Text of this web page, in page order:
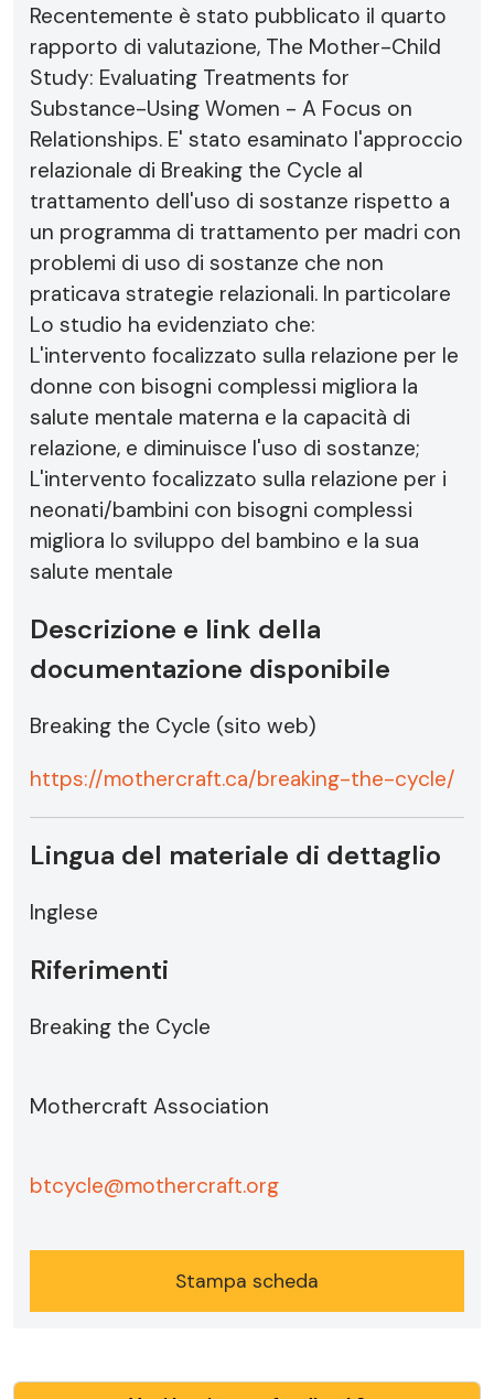
Recentemente è stato pubblicato il quarto
rapporto di valutazione, The Mother-Child
Study: Evaluating Treatments for
Substance-Using Women - A Focus on
Relationships. E' stato esaminato l'approccio
relazionale di Breaking the Cycle al
trattamento dell'uso di sostanze rispetto a
un programma di trattamento per madri con
problemi di uso di sostanze che non
praticava strategie relazionali. In particolare
Lo studio ha evidenziato che:
L'intervento focalizzato sulla relazione per le
donne con bisogni complessi migliora la
salute mentale materna e la capacità di
relazione, e diminuisce l'uso di sostanze;
L'intervento focalizzato sulla relazione per i
neonati/bambini con bisogni complessi
migliora lo sviluppo del bambino e la sua
salute mentale
Descrizione e link della
documentazione disponibile
Breaking the Cycle (sito web)
https://mothercraft.ca/breaking-the-cycle/
Lingua del materiale di dettaglio
Inglese
Riferimenti
Breaking the Cycle
Mothercraft Association
btcycle@mothercraft.org
Stampa scheda